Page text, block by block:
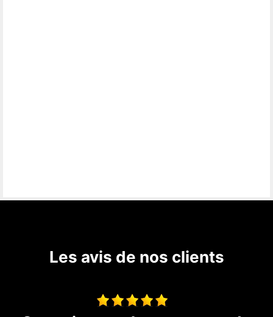
Les avis de nos clients